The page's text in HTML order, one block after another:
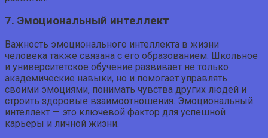
7. Эмоциональный интеллект
Важность эмоционального интеллекта в жизни
человека также связана с его образованием. Школьное
и университетское обучение развивает не только
академические навыки, но и помогает управлять
своими эмоциями, понимать чувства других людей и
строить здоровые взаимоотношения. Эмоциональный
интеллект — это ключевой фактор для успешной
карьеры и личной жизни.